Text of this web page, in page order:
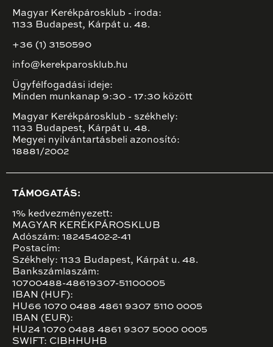
Magyar Kerékpárosklub - iroda:
1133 Budapest, Kárpát u. 48.
+36 (1) 3150590
info@kerekparosklub.hu
Ügyfélfogadási ideje:
Minden munkanap 9:30 - 17:30 között
Magyar Kerékpárosklub - székhely:
1133 Budapest, Kárpát u. 48.
Megyei nyilvántartásbeli azonosító:
18881/2002
TÁMOGATÁS:
1% kedvezményezett:
MAGYAR KERÉKPÁROSKLUB
Adószám: 18245402-2-41
Postacím:
Székhely: 1133 Budapest, Kárpát u. 48.
Bankszámlaszám:
10700488-48619307-51100005
IBAN (HUF):
HU66 1070 0488 4861 9307 5110 0005
IBAN (EUR):
HU24 1070 0488 4861 9307 5000 0005
SWIFT: CIBHHUHB